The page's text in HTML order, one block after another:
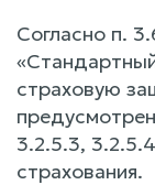
Согласно п.
страховую
3.2.5.3,
страхования.